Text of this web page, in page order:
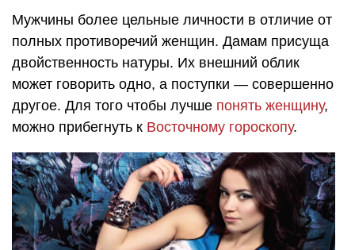
Мужчины более цельные личности в отличие от
полных противоречий женщин. Дамам присуща
двойственность натуры. Их внешний облик
может говорить одно, а поступки — совершенно
другое. Для того чтобы лучше понять женщину,
можно прибегнуть к Восточному гороскопу.